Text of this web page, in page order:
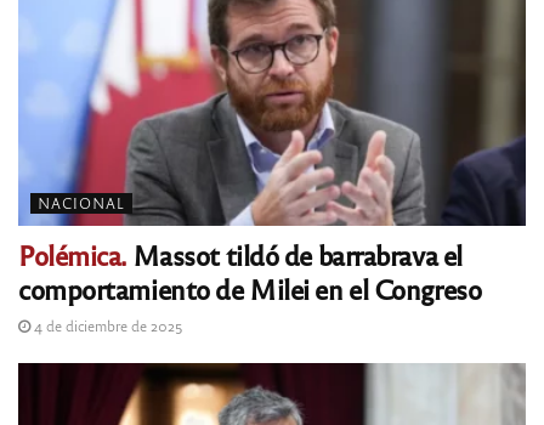
NACIONAL
Polémica. Massot tildó de barrabrava el
comportamiento de Milei en el Congreso
4 de diciembre de 2025